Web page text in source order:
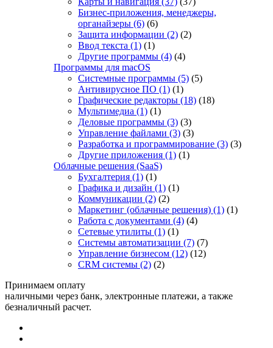
Бизнес-приложения, менеджеры,
органайзеры (6) (6)
Защита информации (2) (2)
Ввод текста (1) (1)
Другие программы (4) (4)
Программы для macOS
Системные программы (5) (5)
Антивирусное ПО (1) (1)
Графические редакторы (18) (18)
Мультимедиа (1) (1)
Деловые программы (3) (3)
Управление файлами (3) (3)
Разработка и программирование (3) (3)
Другие приложения (1) (1)
Облачные решения (SaaS)
Бухгалтерия (1) (1)
Графика и дизайн (1) (1)
Коммуникации (2) (2)
Маркетинг (облачные решения) (1) (1)
Работа с документами (4) (4)
Сетевые утилиты (1) (1)
Системы автоматизации (7) (7)
Управление бизнесом (12) (12)
CRM системы (2) (2)
Принимаем оплату
наличными через банк, электронные платежи, а также
безналичный расчет.